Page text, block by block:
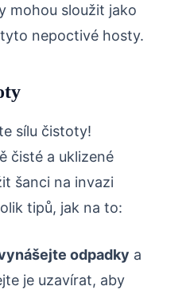
mohou sloužit jako
nepoctivé hosty.
sílu čistoty!
čisté a uklizené
šanci na invazi
tipů, jak na to:
odpadky a
je uzavírat, aby